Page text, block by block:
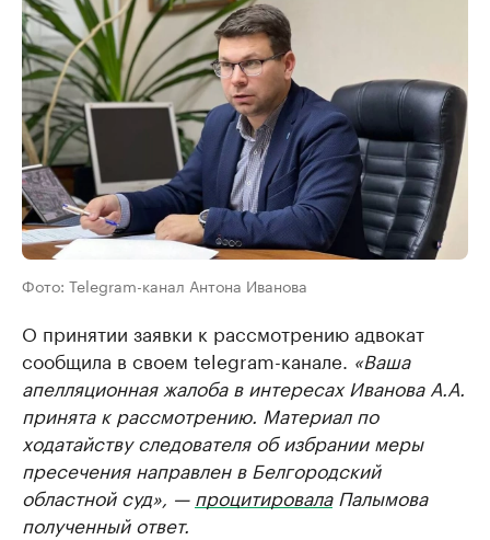
Фото: Telegram-канал Антона Иванова
О принятии заявки к рассмотрению адвокат
сообщила в своем telegram-канале. «Ваша
апелляционная жалоба в интересах Иванова А.А.
принята к рассмотрению. Материал по
ходатайству следователя об избрании меры
пресечения направлен в Белгородский
областной суд», —процитировалаПалымова
полученный ответ.